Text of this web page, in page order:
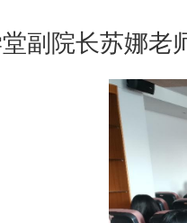
副院长苏娜老